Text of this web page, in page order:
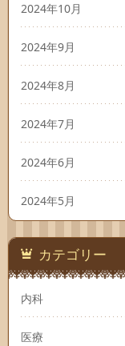
2024年10月
2024年9月
2024年8月
2024年7月
2024年6月
2024年5月
カテゴリー
内科
医療